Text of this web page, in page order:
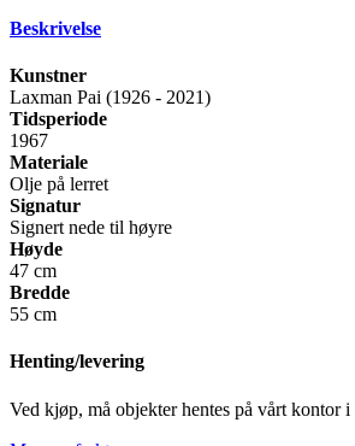
Beskrivelse
Kunstner
Laxman Pai (1926 - 2021)
Tidsperiode
1967
Materiale
Olje på lerret
Signatur
Signert nede til høyre
Høyde
47 cm
Bredde
55 cm
Henting/levering
Ved kjøp, må objekter hentes på vårt kontor